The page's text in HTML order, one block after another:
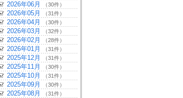
2026年06月 （30件）
2026年05月 （31件）
2026年04月 （30件）
2026年03月 （32件）
2026年02月 （28件）
2026年01月 （31件）
2025年12月 （31件）
2025年11月 （30件）
2025年10月 （31件）
2025年09月 （30件）
2025年08月 （31件）